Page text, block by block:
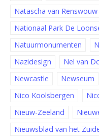
Natascha van
Nationaal Park De
Natuurmonumenten
Nazidesign
Nel van
Newcastle
Newseum
Nico Koolsbergen
Nieuw-Zeeland
Nieuwsblad van het